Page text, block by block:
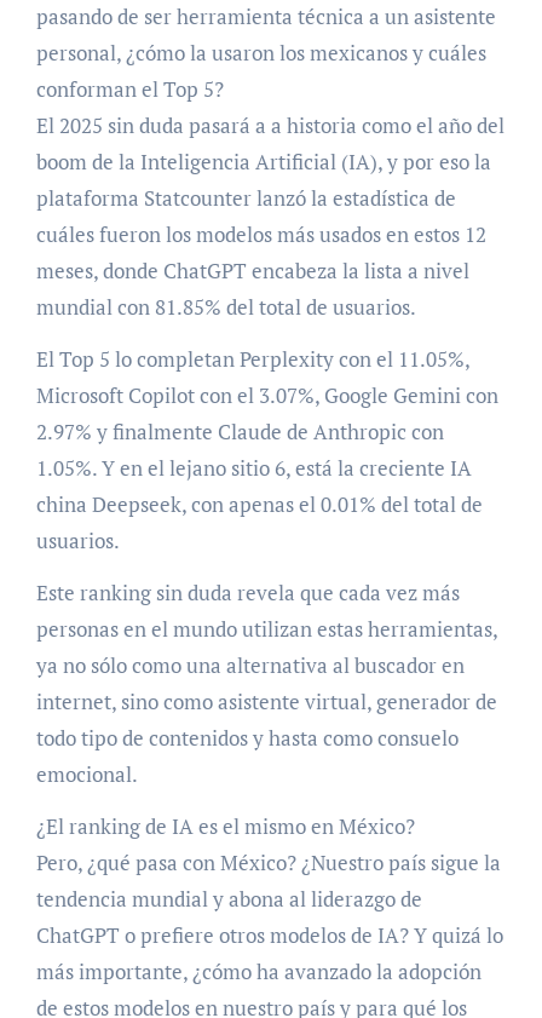
pasando de ser herramienta técnica a un asistente
personal, ¿cómo la usaron los mexicanos y cuáles
conforman el Top 5?
El 2025 sin duda pasará a a historia como el año del
boom de la Inteligencia Artificial (IA), y por eso la
plataforma Statcounter lanzó la estadística de
cuáles fueron los modelos más usados en estos 12
meses, donde ChatGPT encabeza la lista a nivel
mundial con 81.85% del total de usuarios.
El Top 5 lo completan Perplexity con el 11.05%,
Microsoft Copilot con el 3.07%, Google Gemini con
2.97% y finalmente Claude de Anthropic con
1.05%. Y en el lejano sitio 6, está la creciente IA
china Deepseek, con apenas el 0.01% del total de
usuarios.
Este ranking sin duda revela que cada vez más
personas en el mundo utilizan estas herramientas,
ya no sólo como una alternativa al buscador en
internet, sino como asistente virtual, generador de
todo tipo de contenidos y hasta como consuelo
emocional.
¿El ranking de IA es el mismo en México?
Pero, ¿qué pasa con México? ¿Nuestro país sigue la
tendencia mundial y abona al liderazgo de
ChatGPT o prefiere otros modelos de IA? Y quizá lo
más importante, ¿cómo ha avanzado la adopción
de estos modelos en nuestro país y para qué los